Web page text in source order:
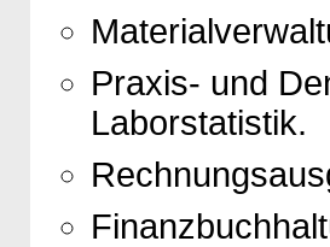
Praxis- und
Laborstatistik.